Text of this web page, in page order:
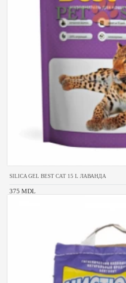
SILICA GEL BEST CAT 15 L ЛАВАНДА
375 MDL